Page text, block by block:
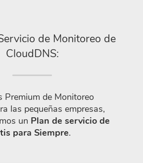
de Monitoreo de
CloudDNS:
Premium de Monitoreo
las pequeñas empresas,
un Plan de servicio de
para Siempre.